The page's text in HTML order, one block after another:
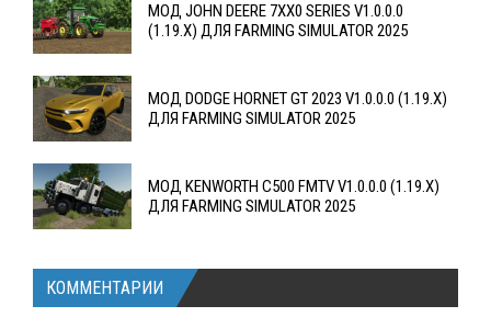
МОД JOHN DEERE 7XX0 SERIES V1.0.0.0
(1.19.X) ДЛЯ FARMING SIMULATOR 2025
МОД DODGE HORNET GT 2023 V1.0.0.0 (1.19.X)
ДЛЯ FARMING SIMULATOR 2025
МОД KENWORTH C500 FMTV V1.0.0.0 (1.19.X)
ДЛЯ FARMING SIMULATOR 2025
КОММЕНТАРИИ